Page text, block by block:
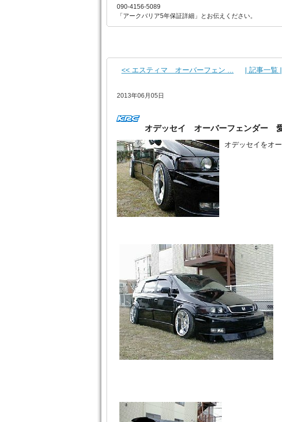
090-4156-5089
「アークバリア5年保証詳細」とお伝えください。
<< エスティマ オーバーフェン ... | 記事一覧 |
2013年06月05日
オデッセイ オーバーフェンダー
オデッセイをオ